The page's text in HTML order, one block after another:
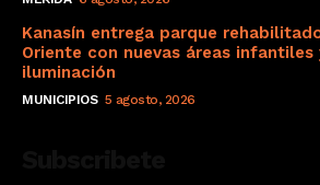
Kanasín entrega parque
Oriente con nuevas áreas infantiles
iluminación
MUNICIPIOS 5 agosto, 2026